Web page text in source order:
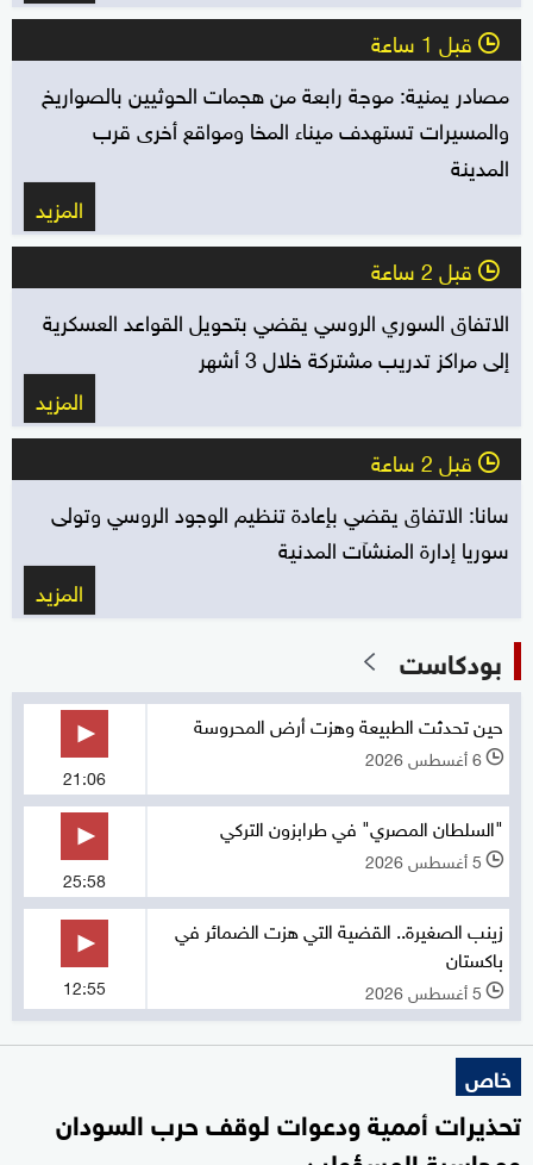
l قبل 1 ساعة
مصادر يمنية: موجة رابعة من هجمات الحوثيين بالصواريخ
والمسيرات تستهدف ميناء المخا ومواقع أخرى قرب
المدينة
المزيد
l قبل 2 ساعة
الاتفاق السوري الروسي يقضي بتحويل القواعد العسكرية
إلى مراكز تدريب مشتركة خلال 3 أشهر
المزيد
l قبل 2 ساعة
سانا: الاتفاق يقضي بإعادة تنظيم الوجود الروسي ‏وتولى
سوريا إدارة المنشآت المدنية
المزيد
بودكاست
حين تحدثت الطبيعة وهزت أرض المحروسة
l 6 أغسطس 2026
21:06
"السلطان المصري" في طرابزون التركي
l 5 أغسطس 2026
25:58
زينب الصغيرة.. القضية التي هزت الضمائر في
باكستان
l 5 أغسطس 2026 12:55
خاص
تحذيرات أممية ودعوات لوقف حرب السودان